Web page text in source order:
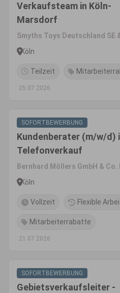
Verkaufsteam in Köln-
Marsdorf
Smyths Toys Deutschland SE
Köln
Teilzeit
25.07.2026
SOFORTBEWERBUNG
Kundenberater (m/w/d)
Telefonverkauf
Bernhard Möllers GmbH & Co.
Köln
Vollzeit Flexible
Mitarbeiterrabatte
21.07.2026
SOFORTBEWERBUNG
Gebietsverkaufsleiter -